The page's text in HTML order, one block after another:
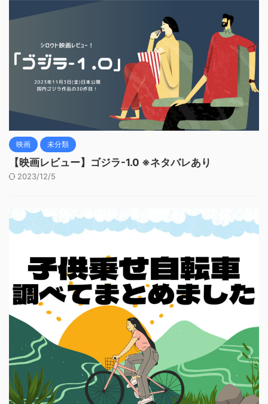
映画 未分類
【映画レビュー】ゴジラ-1.0 ※ネタバレあり
2023/12/5